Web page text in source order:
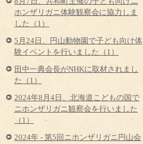
ホンザリガニ体験観察会に協力しま
した（1）
5月24日、円山動物園で子ども向け体
験イベントを行いました（1）
田中一典会長がNHKに取材されまし
た（1）
2024年8月4日、北海道こどもの国で
ニホンザリガニ観察会を行いました
（1）
2024年 - 第5回ニホンザリガニ円山会